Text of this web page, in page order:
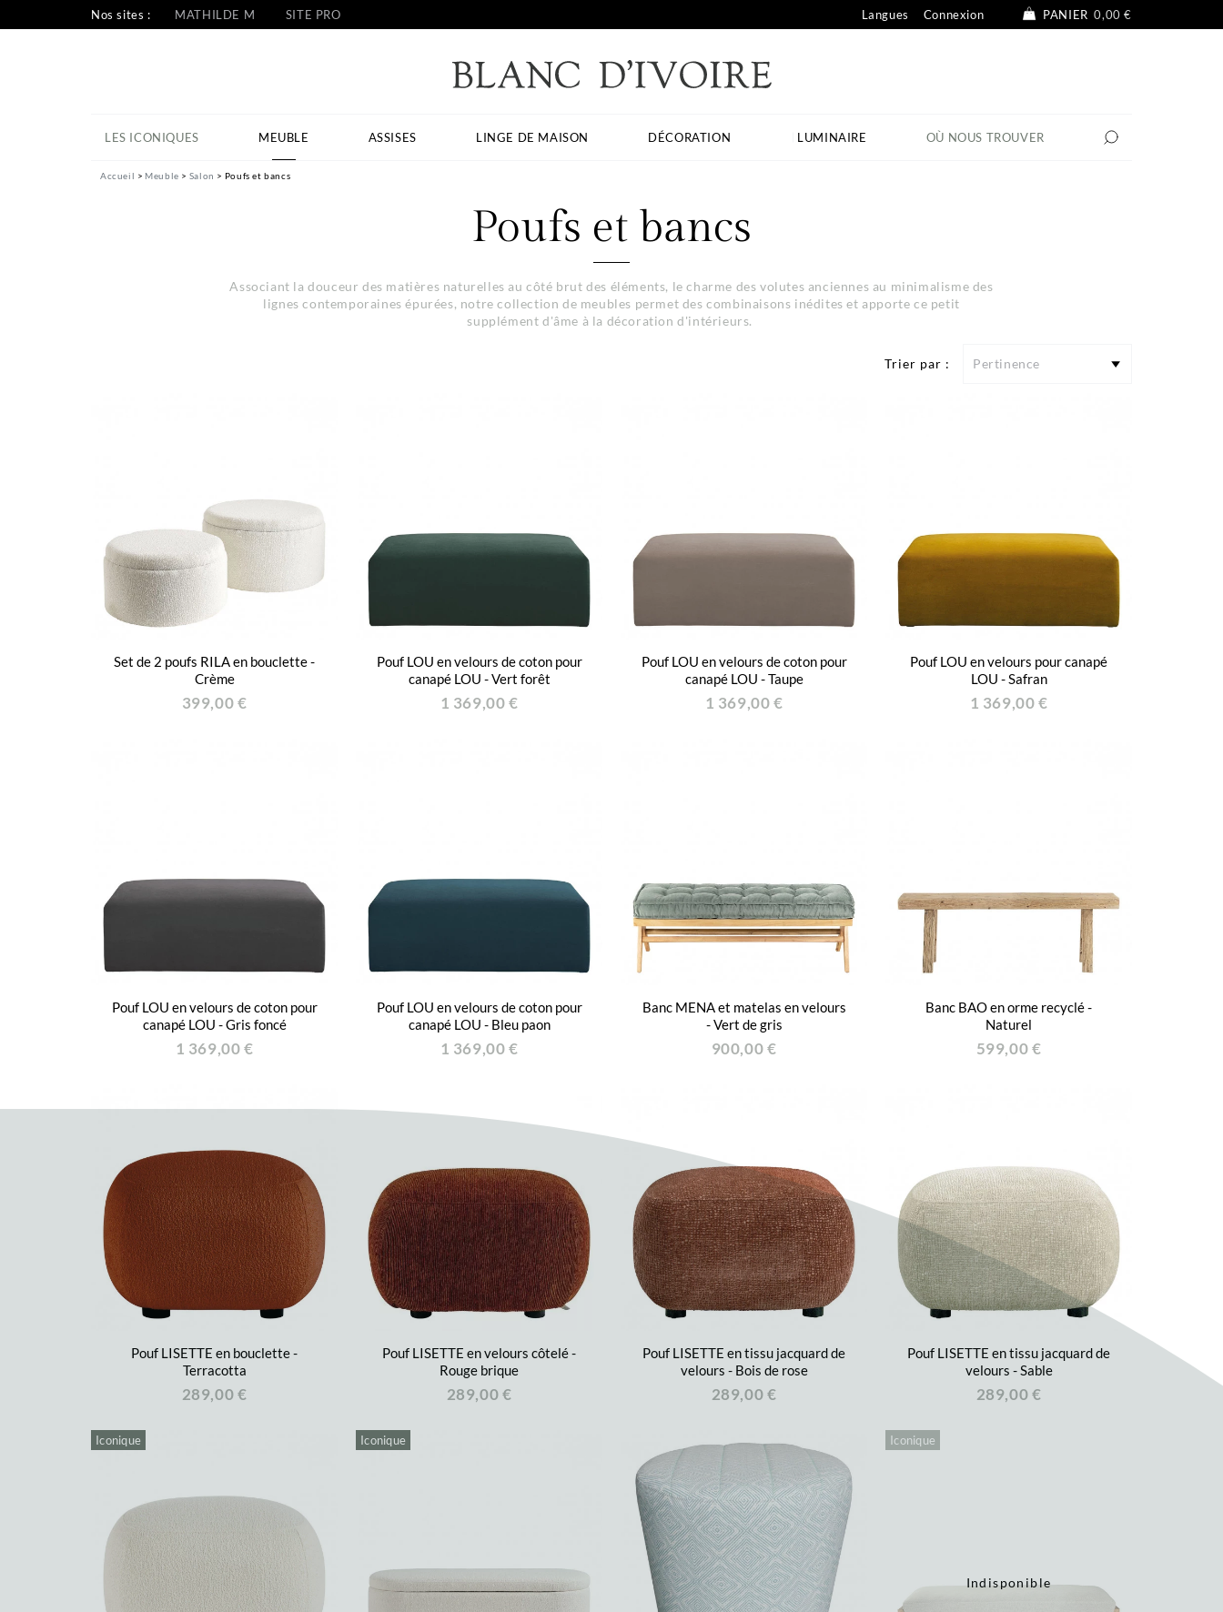
Nos sites : MATHILDE M SITE PRO Langues Connexion PANIER 0,00 €
LES ICONIQUES MEUBLE ASSISES LINGE DE MAISON DÉCORATION LUMINAIRE OÙ NOUS TROUVER
Accueil Meuble Salon Poufs et bancs
Poufs et bancs
Associant la douceur des matières naturelles au côté brut des éléments, le charme des volutes anciennes au minimalisme des
lignes contemporaines épurées, notre collection de meubles permet des combinaisons inédites et apporte ce petit
supplément d'âme à la décoration d'intérieurs.
Trier par : Pertinence
Set de 2 poufs RILA en bouclette -
Crème
399,00 €
Pouf LOU en velours de coton pour
canapé LOU - Vert forêt
1 369,00 €
Pouf LOU en velours de coton pour
canapé LOU - Taupe
1 369,00 €
Pouf LOU en velours pour canapé
LOU - Safran
1 369,00 €
Pouf LOU en velours de coton pour
canapé LOU - Gris foncé
1 369,00 €
Pouf LOU en velours de coton pour
canapé LOU - Bleu paon
1 369,00 €
Banc MENA et matelas en velours
- Vert de gris
900,00 €
Banc BAO en orme recyclé -
Naturel
599,00 €
Pouf LISETTE en bouclette -
Terracotta
289,00 €
Pouf LISETTE en velours côtelé -
Rouge brique
289,00 €
Pouf LISETTE en tissu jacquard de
velours - Bois de rose
289,00 €
Pouf LISETTE en tissu jacquard de
velours - Sable
289,00 €
Iconique Iconique
Indisponible
Iconique